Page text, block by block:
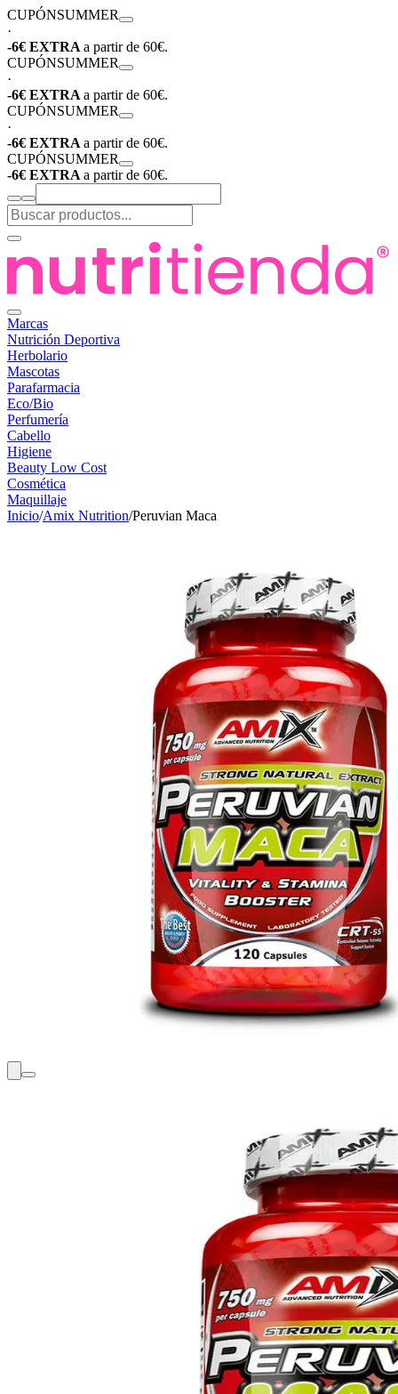
CUPÓNSUMMER
·
-6€ EXTRA a partir de 60€.
CUPÓNSUMMER
·
-6€ EXTRA a partir de 60€.
CUPÓNSUMMER
·
-6€ EXTRA a partir de 60€.
CUPÓNSUMMER
-6€ EXTRA a partir de 60€.
Marcas
Nutrición Deportiva
Herbolario
Mascotas
Parafarmacia
Eco/Bio
Perfumería
Cabello
Higiene
Beauty Low Cost
Cosmética
Maquillaje
Inicio/Amix Nutrition/Peruvian Maca